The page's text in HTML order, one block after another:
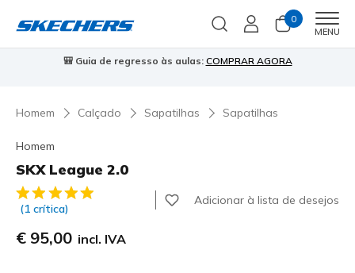
0
MENU
🎒 Guia de regresso às aulas: COMPRAR AGORA
Homem Calçado Sapatilhas Sapatilhas
Homem
SKX League 2.0
4$4 de 5 – Classificação do cliente
(1 crítica)
Adicionar à lista de desejos
€ 95,00 incl. IVA